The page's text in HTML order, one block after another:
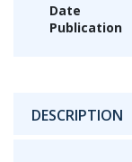
Date
Publication
DESCRIPTION